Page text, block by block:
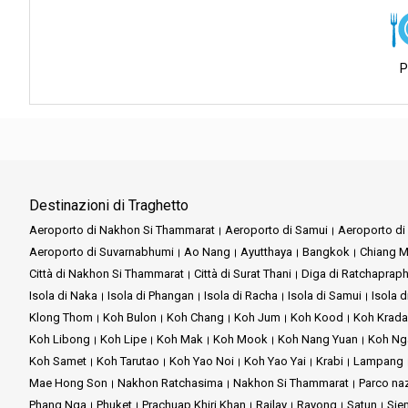
La nostra visione è
mozzafiato; si tratta di
Nel mondo di Ao Nang
iconiche come Koh Hong, la
Caratteristiche
Esplorazione panoramica:
Esperienze autentiche: I
Comfort e sicurezza:
Prenotazioni convenienti:Il
Rilassatevi tra il fogliame
primati giocosi si divertono
Grazie all'impegno di Phi
impegna a garantire che la
Missione: Phi Phi Cruiser si
Visione: La nostra visione è
Servizi dell'azienda:
Destinazioni di Traghetto
Aeroporto di Nakhon Si Thammarat Aeroporto di Samui
Aeroporto di
Aeroporto di Suvarnabhumi
Ao Nang Ayutthaya Bangkok Chiang
Città di Nakhon Si Thammarat
Città di Surat Thani Diga di
Isola di Naka
Isola di Phangan Isola di Racha Isola di Samui Isola
Klong Thom
Koh Bulon Koh Chang Koh Jum Koh Kood Koh
Koh Libong
Koh Lipe Koh Mak Koh Mook Koh Nang Yuan Koh
Koh Samet
Koh Tarutao Koh Yao Noi Koh Yao Yai Krabi Lampang
Mae Hong Son
Nakhon Ratchasima Nakhon Si Thammarat Parco
Phang Nga
Phuket Prachuap Khiri Khan Railay Rayong Satun